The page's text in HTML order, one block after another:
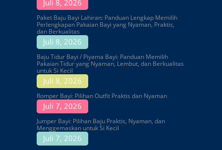
Juli 8, 2026
Paket Baju Bayi Lahiran: Panduan Lengkap Memilih
Perlengkapan Pakaian Bayi yang Nyaman, Praktis,
dan Berkualitas
Juli 8, 2026
Baju Tidur Bayi / Piyama Bayi: Panduan Memilih
Pakaian Tidur yang Nyaman, Lembut, dan Berkualitas
untuk Si Kecil
Juli 8, 2026
Romper Bayi: Pilihan Outfit Praktis dan Nyaman
Juli 7, 2026
Jumper Bayi: Pilihan Baju Praktis, Nyaman, dan
Menggemaskan untuk Si Kecil
Juli 7, 2026